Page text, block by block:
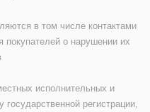
в том числе контактами
о нарушении их
исполнительных и
регистрации,